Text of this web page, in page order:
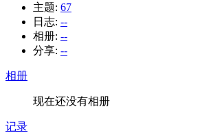
主题: 67
日志: --
相册: --
分享: --
相册
现在还没有相册
记录